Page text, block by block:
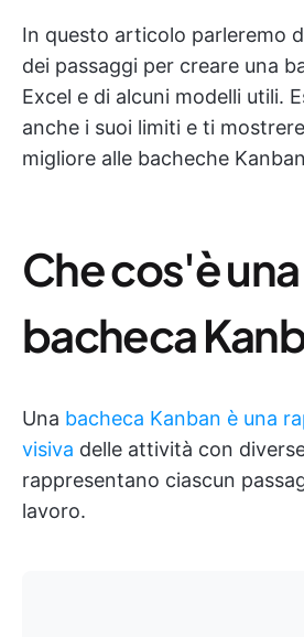
In questo articolo parleremo
dei passaggi per creare una
Excel e di alcuni modelli utili.
anche i suoi limiti e ti
migliore alle bacheche
Che cos'è una
bacheca
Una bacheca Kanban è una
visiva delle attività con
rappresentano ciascun
lavoro.